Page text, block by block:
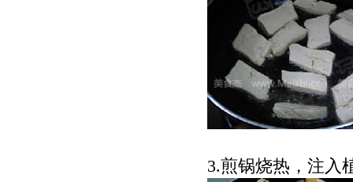
3.煎锅烧热，注入